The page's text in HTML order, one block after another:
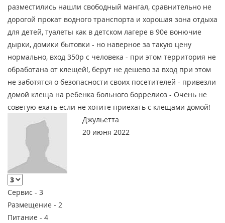
разместились нашли свободный мангал, сравнительно не
дорогой прокат водного транспорта и хорошая зона отдыха
для детей, туалеты как в детском лагере в 90е вонючие
дырки, домики бытовки - но наверное за такую цену
нормально, вход 350р с человека - при этом территория не
обработана от клещей!, берут не дешево за вход при этом
не заботятся о безопасности своих посетителей - привезли
домой клеща на ребенка больного боррелиоз - Очень не
советую ехать если не хотите приехать с клещами домой!
Джульетта
20 июня 2022
Сервис - 3
Размещение - 2
Питание - 4